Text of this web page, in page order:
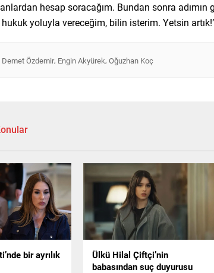
hesap soracağım. Bundan sonra
yoluyla vereceğim, bilin isterim. Yetsin
Demet Özdemir, Engin Akyürek, Oğuzhan Koç
bir ayrılık
Ülkü Hilal Çiftçi’nin
babasından suç duyurusu